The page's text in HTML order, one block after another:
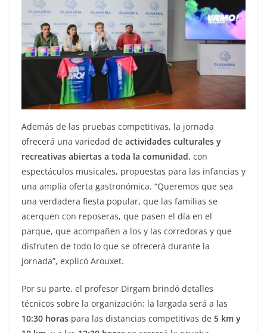
Además de las pruebas competitivas, la jornada
ofrecerá una variedad de actividades culturales y
recreativas abiertas a toda la comunidad, con
espectáculos musicales, propuestas para las infancias y
una amplia oferta gastronómica. “Queremos que sea
una verdadera fiesta popular, que las familias se
acerquen con reposeras, que pasen el día en el
parque, que acompañen a los y las corredoras y que
disfruten de todo lo que se ofrecerá durante la
jornada”, explicó Arouxet.
Por su parte, el profesor Dirgam brindó detalles
técnicos sobre la organización: la largada será a las
10:30 horas para las distancias competitivas de 5 km y